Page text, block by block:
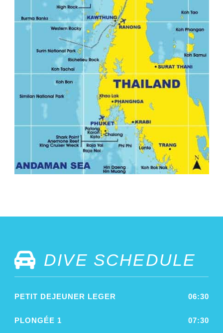
DIVE SCHEDULE
PETIT DEJEUNER LEGER 06:30
PLONGÉE 1 07:30